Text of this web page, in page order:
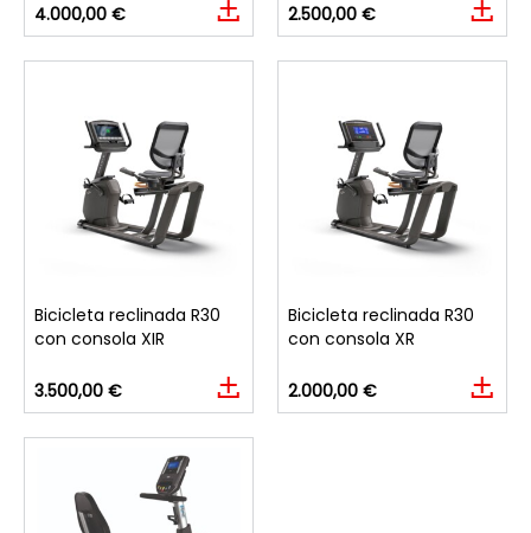
4.000,00 € 2.500,00 €
Bicicleta reclinada R30
con consola XIR
3.500,00 €
Bicicleta reclinada R30
con consola XR
2.000,00 €